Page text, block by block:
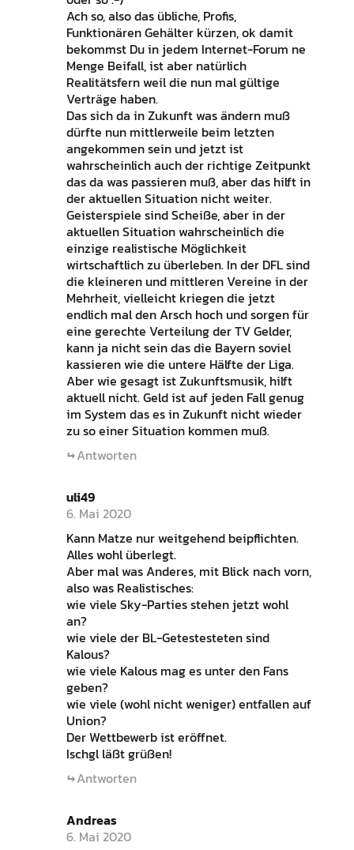
Ach so, also das übliche, Profis,
Funktionären Gehälter kürzen, ok damit
bekommst Du in jedem Internet-Forum ne
Menge Beifall, ist aber natürlich
Realitätsfern weil die nun mal gültige
Verträge haben.
Das sich da in Zukunft was ändern muß
dürfte nun mittlerweile beim letzten
angekommen sein und jetzt ist
wahrscheinlich auch der richtige Zeitpunkt
das da was passieren muß, aber das hilft in
der aktuellen Situation nicht weiter.
Geisterspiele sind Scheiße, aber in der
aktuellen Situation wahrscheinlich die
einzige realistische Möglichkeit
wirtschaftlich zu überleben. In der DFL sind
die kleineren und mittleren Vereine in der
Mehrheit, vielleicht kriegen die jetzt
endlich mal den Arsch hoch und sorgen für
eine gerechte Verteilung der TV Gelder,
kann ja nicht sein das die Bayern soviel
kassieren wie die untere Hälfte der Liga.
Aber wie gesagt ist Zukunftsmusik, hilft
aktuell nicht. Geld ist auf jeden Fall genug
im System das es in Zukunft nicht wieder
zu so einer Situation kommen muß.
Antworten
uli49
6. Mai 2020
Kann Matze nur weitgehend beipflichten.
Alles wohl überlegt.
Aber mal was Anderes, mit Blick nach vorn,
also was Realistisches:
wie viele Sky-Parties stehen jetzt wohl
an?
wie viele der BL-Getestesteten sind
Kalous?
wie viele Kalous mag es unter den Fans
geben?
wie viele (wohl nicht weniger) entfallen auf
Union?
Der Wettbewerb ist eröffnet.
Ischgl läßt grüßen!
Antworten
Andreas
6. Mai 2020